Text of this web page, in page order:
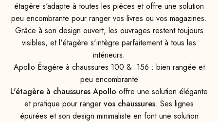
étagère s'adapte à toutes les pièces et offre une solution
peu encombrante pour ranger vos livres ou vos magazines.
Grâce à son design ouvert, les ouvrages restent toujours
visibles, et l'étagère s'intègre parfaitement à tous les
intérieurs.
Apollo Étagère à chaussures 100 & 156 : bien rangée et
peu encombrante
L'étagère à chaussures Apollo offre une solution élégante
et pratique pour ranger vos chaussures. Ses lignes
épurées et son design minimaliste en font une solution